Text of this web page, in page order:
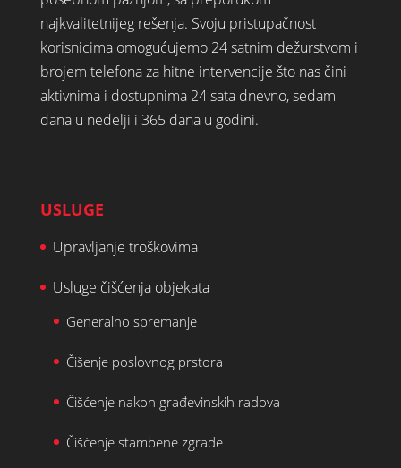
najkvalitetnijeg rešenja. Svoju pristupačnost
korisnicima omogućujemo 24 satnim dežurstvom i
brojem telefona za hitne intervencije što nas čini
aktivnima i dostupnima 24 sata dnevno, sedam
dana u nedelji i 365 dana u godini.
USLUGE
Upravljanje troškovima
Usluge čišćenja objekata
Generalno spremanje
Čišenje poslovnog prstora
Čišćenje nakon građevinskih radova
Čišćenje stambene zgrade